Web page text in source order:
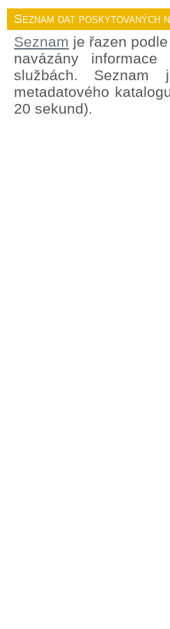
Seznam dat poskytovaných
Seznam je řazen
navázány
službách. Seznam
metadatového
20 sekund).